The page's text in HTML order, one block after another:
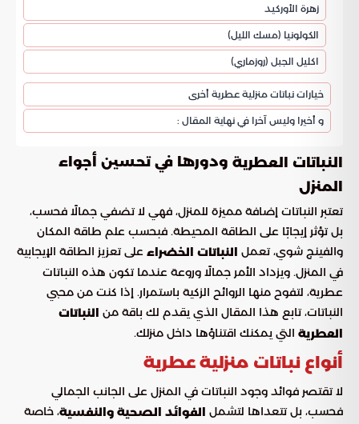
زهرة الأوركيد
الكولونيا (مسك الليل)
اكليل الجبل (روزماري)
خيارات نباتات منزلية عطرية أخرى
و أخيرا وليس آخرا في نهاية المقال :
النباتات العطرية ودورها في تحسين أجواء
المنزل
تعتبر النباتات إضافة مميزة للمنزل، فهي لا تضفي جمالًا فحسب،
بل تؤثر إيجابًا على الطاقة المحيطة. فبحسب علم طاقة المكان
والفينج شوي، تعمل النباتات الخضراء على تعزيز الطاقة الإيجابية
في المنزل. ويزداد الأمر جمالًا وروعة عندما تكون هذه النباتات
عطرية، لتفوح منها الروائح الزكية باستمرار. إذا كنت من محبي
النباتات، تابع هذا المقال الذي يقدم لك باقة من النباتات
العطرية التي يمكنك اقتناؤها داخل منزلك.
أنواع نباتات منزلية عطرية
لا تقتصر فوائد وجود النباتات في المنزل على الجانب الجمالي
فحسب، بل تتعداها لتشمل الفوائد الصحية والنفسية، خاصة